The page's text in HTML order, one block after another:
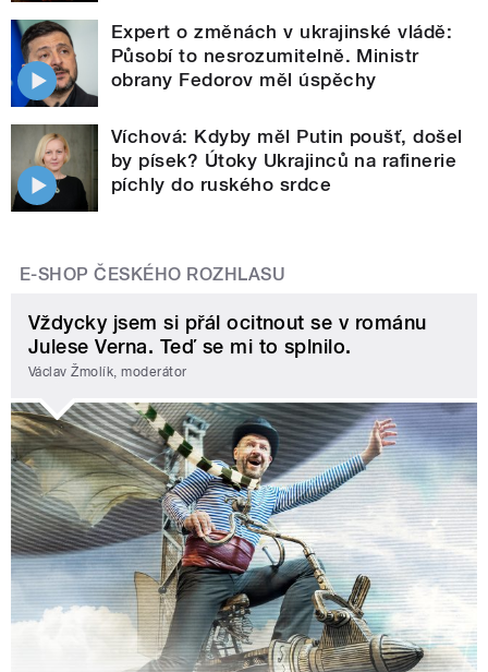
Expert o změnách v ukrajinské vládě:
Působí to nesrozumitelně. Ministr
obrany Fedorov měl úspěchy
Víchová: Kdyby měl Putin poušť, došel
by písek? Útoky Ukrajinců na rafinerie
píchly do ruského srdce
E-SHOP ČESKÉHO ROZHLASU
Vždycky jsem si přál ocitnout se v románu
Julese Verna. Teď se mi to splnilo.
Václav Žmolík, moderátor